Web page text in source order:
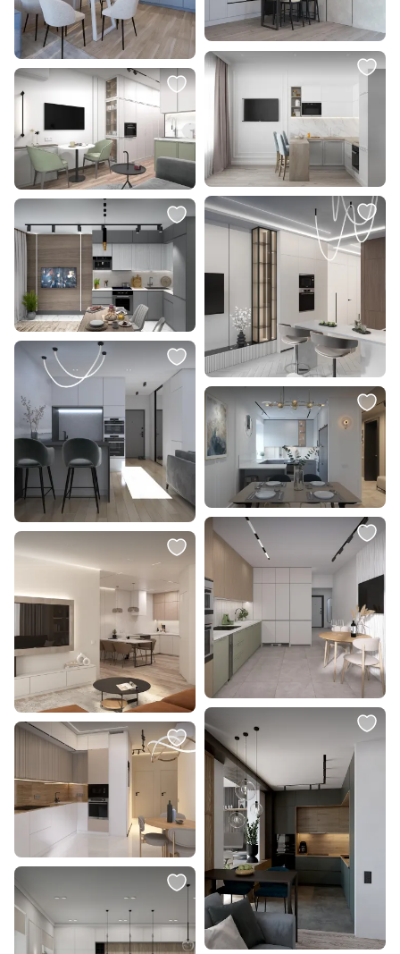
Стул La Forma (ex Julia Grup)
Konna BD-1897712
В корзину
Ваза декоративная CANTILAN
Eglo 421161
В корзину
2 370 ₽
Подвесной светильник со
сменной лампой GU10 Ambrella
TECHNO SPOT TN7772
В корзину
2 217 ₽
Светильник светодиодный с ИК-
датчиком Feron AL5091 48153
В корзину
2 217 ₽
Светильник светодиодный с ИК-
датчиком Feron AL5091 48154
В корзину
2 567 ₽
Светильник светодиодный с ИК-
датчиком Feron AL5092 48155
2 567 ₽
Светильник светодиодный с ИК-
датчиком Feron AL5092 48156
В корзину
500 ₽
Спот Arte Lamp NAHN GU10 15W
IP20 A3221PL-1WH
В корзину